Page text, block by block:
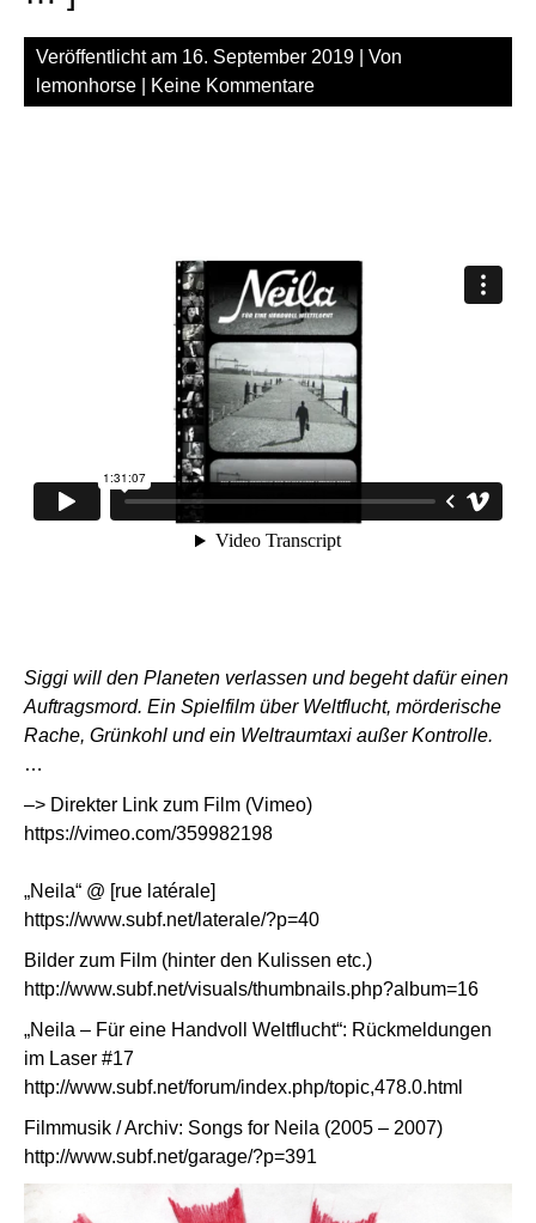
Veröffentlicht am 16. September 2019 | Von
lemonhorse
Keine Kommentare
Siggi will den Planeten verlassen und begeht dafür einen
Auftragsmord. Ein Spielfilm über Weltflucht, mörderische
Rache, Grünkohl und ein Weltraumtaxi außer Kontrolle.
…
–> Direkter Link zum Film (Vimeo)
https://vimeo.com/359982198
„Neila“ @ [rue latérale]
https://www.subf.net/laterale/?p=40
Bilder zum Film (hinter den Kulissen etc.)
http://www.subf.net/visuals/thumbnails.php?album=16
„Neila – Für eine Handvoll Weltflucht“: Rückmeldungen
im Laser #17
http://www.subf.net/forum/index.php/topic,478.0.html
Filmmusik / Archiv: Songs for Neila (2005 – 2007)
http://www.subf.net/garage/?p=391